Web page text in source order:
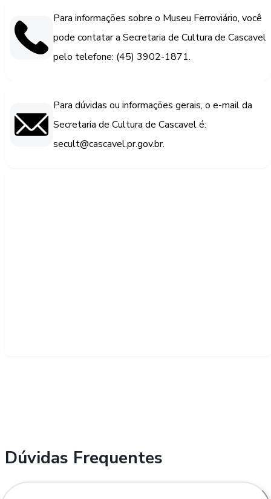
Para informações sobre o Museu Ferroviário, você
pode contatar a Secretaria de Cultura de Cascavel
pelo telefone: (45) 3902-1871.
Para dúvidas ou informações gerais, o e-mail da
Secretaria de Cultura de Cascavel é:
secult@cascavel.pr.gov.br.
Dúvidas Frequentes